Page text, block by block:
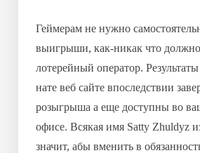
Геймерам не нужно
выигрыши, как-никак что
лотерейный оператор.
нате веб сайте впоследствии
розыгрыша а еще доступны во
офисе. Всякая имя Satty Zhuldyz
значит, абы вменить в